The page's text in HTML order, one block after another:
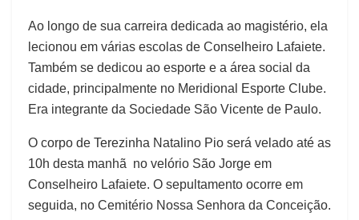
Ao longo de sua carreira dedicada ao magistério, ela
lecionou em várias escolas de Conselheiro Lafaiete.
Também se dedicou ao esporte e a área social da
cidade, principalmente no Meridional Esporte Clube.
Era integrante da Sociedade São Vicente de Paulo.
O corpo de Terezinha Natalino Pio será velado até as
10h desta manhã no velório São Jorge em
Conselheiro Lafaiete. O sepultamento ocorre em
seguida, no Cemitério Nossa Senhora da Conceição.